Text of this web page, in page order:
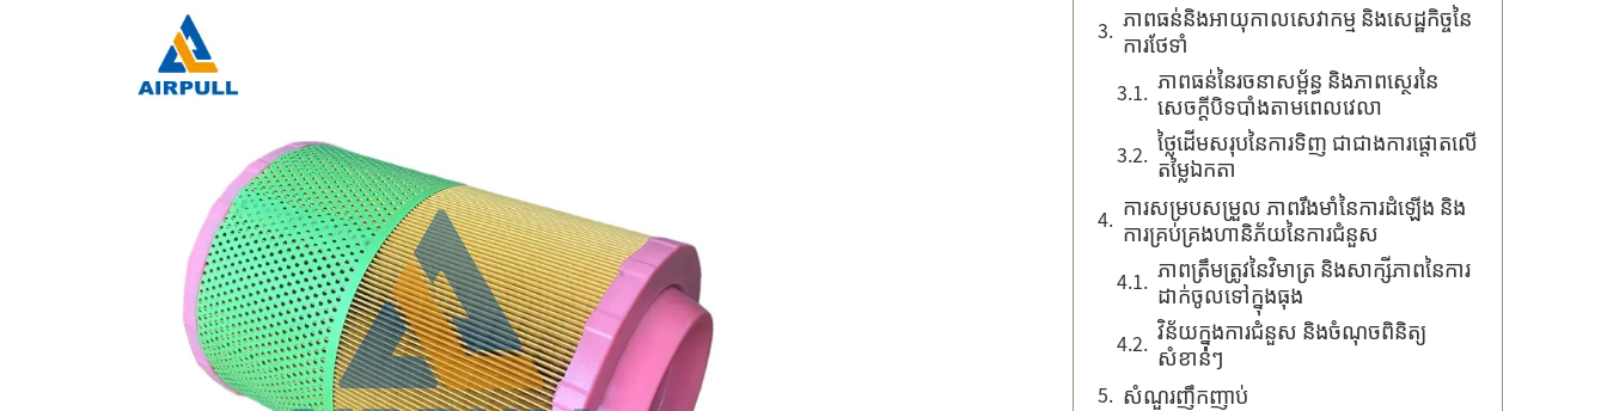
ភាពធន់និងអាយុកាលសេវាកម្ម និងសេដ្ឋកិច្ចនៃ
ការថែទាំ
ភាពធន់នៃរចនាសម្ព័ន្ធ និងភាពស្ថេរនៃ
សេចក្តីបិទបាំងតាមពេលវេលា
ថ្លៃដើមសរុបនៃការទិញ ជាជាងការផ្តោតលើ
តម្លៃឯកតា
ការសម្របសម្រួល ភាពរឹងមាំនៃការដំឡើង និង
ការគ្រប់គ្រងហានិភ័យនៃការជំនួស
ភាពត្រឹមត្រូវនៃវិមាត្រ និងសាក្សីភាពនៃការ
ដាក់ចូលទៅក្នុងធុង
វិន័យក្នុងការជំនួស និងចំណុចពិនិត្យ
សំខាន់ៗ
សំណួរញឹកញាប់